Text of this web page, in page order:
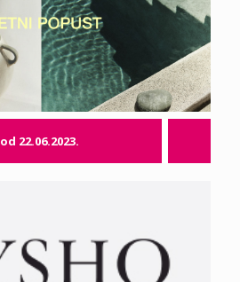
od 22.06.2023.